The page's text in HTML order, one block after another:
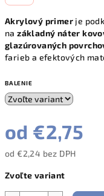
Akrylový primer je
nazákladný náter
glazúrovaných
farieb a efektových
BALENIE
od €2,75
od€2,24 bez DPH
cena:
Zvoľte variant